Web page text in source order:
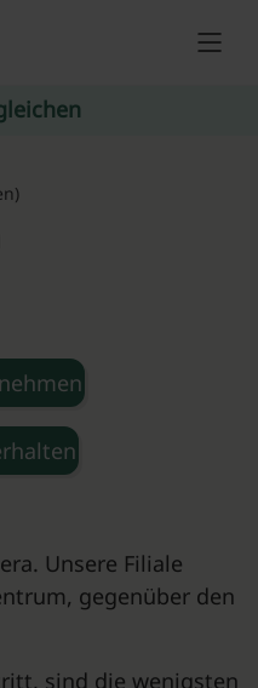
Unsere Filiale
gegenüber den
sind die wenigsten